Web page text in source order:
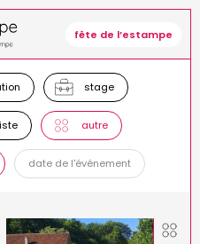
fête de l’estampe
stage
autre
date de l'événement